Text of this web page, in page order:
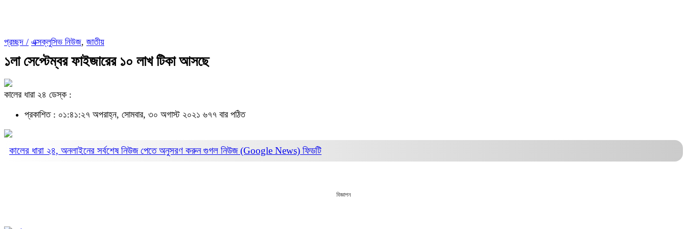
প্রচ্ছদ / এক্সক্লুসিভ নিউজ, জাতীয়
১লা সেপ্টেম্বর ফাইজারের ১০ লাখ টিকা আসছে
কালের ধারা ২৪ ডেস্ক :
প্রকাশিত : ০১:৪১:২৭ অপরাহ্ন, সোমবার, ৩০ অগাস্ট ২০২১ ৬৭৭ বার পঠিত
কালের ধারা ২৪, অনলাইনের সর্বশেষ নিউজ পেতে অনুসরণ করুনগুগল নিউজ (Google News) ফিডটি
বিজ্ঞাপন